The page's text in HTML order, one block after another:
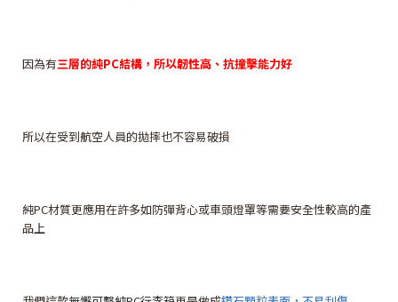
因為有三層的純PC結構，所以韌性高、抗撞擊能力好
所以在受到航空人員的拋摔也不容易破損
純PC材質更應用在許多如防彈背心或車頭燈罩等需要安全性較高的產
品上